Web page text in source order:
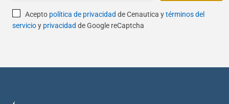
Acepto política de privacidad de Cenautica ytérminos del
servicioy privacidad de Google reCaptcha